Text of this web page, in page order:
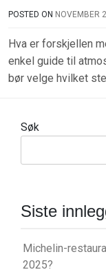
POSTED ON NOVEMBER
Hva er forskjellen
enkel guide til
bør velge hvilket
Søk
Siste
Michelin-
2025?